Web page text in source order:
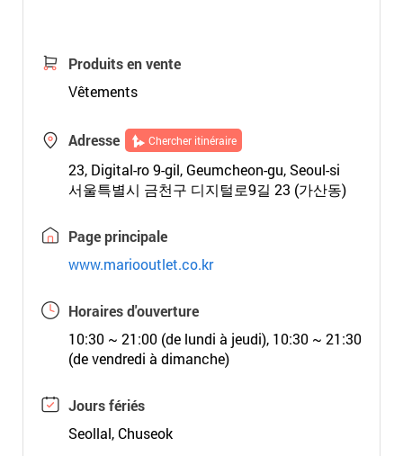
Produits en vente
Vêtements
Adresse Chercher itinéraire
23, Digital-ro 9-gil, Geumcheon-gu, Seoul-si
서울특별시 금천구 디지털로9길 23 (가산동)
Page principale
www.mariooutlet.co.kr
Horaires d'ouverture
10:30 ~ 21:00 (de lundi à jeudi), 10:30 ~ 21:30
(de vendredi à dimanche)
Jours fériés
Seollal, Chuseok